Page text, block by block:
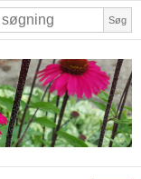
Søg